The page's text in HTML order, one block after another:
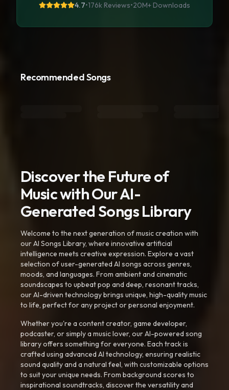
4.7•176k Reviews•20M+ Downloads
Recommended Songs
Discover the Future of
Music with Our AI-
Generated Songs Library
Welcome to the next generation of music creation with
our AI Songs Library, where innovative artificial
intelligence meets creative expression. Explore a vast
selection of user-generated AI songs across genres,
moods, and languages. From ambient and cinematic
soundscapes to upbeat pop and deep, resonant tracks,
our AI-driven technology brings unique, high-quality music
to life, perfect for any project or personal enjoyment.
Whether you're a content creator, game developer,
podcaster, or simply a music lover, our AI-powered song
library offers something for everyone. Each track is
crafted using advanced AI technology, ensuring realistic
sound quality and a natural feel, with customizable options
to suit your unique needs. From background scores to
inspirational soundtracks, discover the versatility and